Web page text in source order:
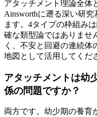
アタッチメント理論全体
Ainsworthに遡る深い研
ます。4タイプの枠組み
確な類型論ではありませ
く、不安と回避の連続体
地図として活用してくだ
アタッチメントは幼
係の問題ですか？
両方です。幼少期の養育